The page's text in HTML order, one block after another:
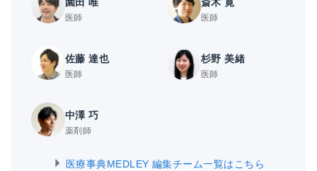
医師 医師
佐藤 達也
医師
杉野 美緒
医師
中澤 巧
薬剤師
医療事典MEDLEY 編集チーム一覧はこちら